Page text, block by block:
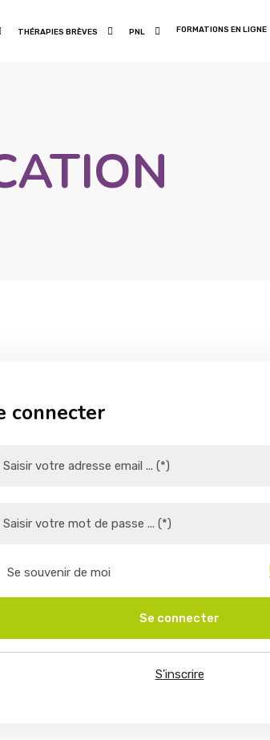
THÉRAPIES BRÈVES PNL FORMATIONS EN LIGNE
connecter
Se souvenir de moi
Se connecter
S'inscrire